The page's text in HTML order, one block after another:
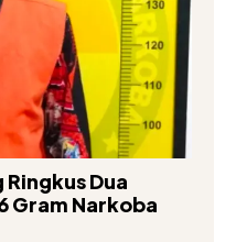
Dua
Gram Narkoba